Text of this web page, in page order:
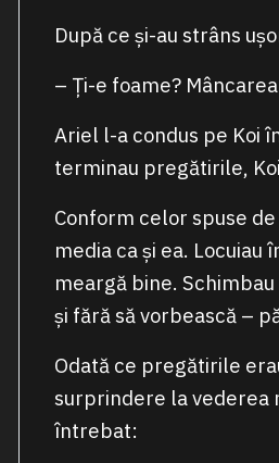
După ce și-au strâns
– Ți-e foame?
Ariel l-a condus pe Koi
terminau pregătirile,
Conform celor spuse
media ca și ea.
meargă bine.
și fără să vorbească –
Odată ce pregătirile
surprindere la vederea
întrebat: